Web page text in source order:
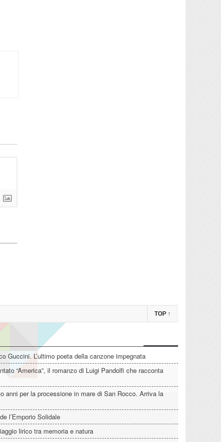
TOP ↑
Guccini. L’ultimo poeta della canzone impegnata
“America”, il romanzo di Luigi Pandolfi che racconta
anni per la processione in mare di San Rocco. Arriva la
l’Emporio Solidale
lirico tra memoria e natura